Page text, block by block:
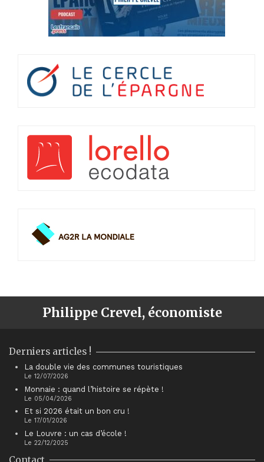
Philippe Crevel, économiste
Derniers articles !
La double vie des communes touristiques
Le 12/07/2026
Monnaie : quand l’histoire se répète !
Le 05/04/2026
Et si 2026 était un bon cru !
Le 17/01/2026
Le Louvre : un cas d’école !
Le 22/12/2025
Contact